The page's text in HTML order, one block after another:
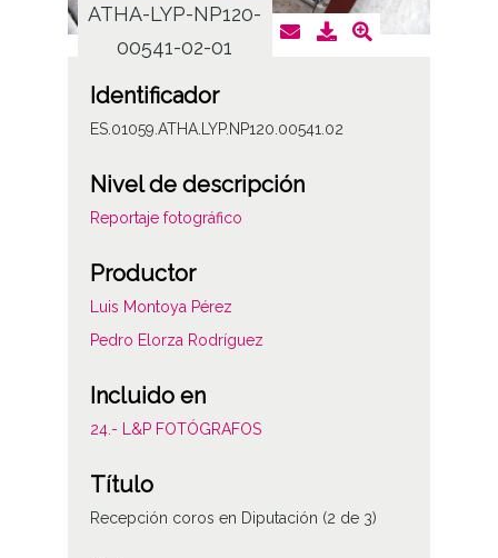
ATHA-LYP-NP120-
00541-02-01
Identificador
ES.01059.ATHA.LYP.NP120.00541.02
Nivel de descripción
Reportaje fotográfico
Productor
Luis Montoya Pérez
Pedro Elorza Rodríguez
Incluido en
24.- L&P FOTÓGRAFOS
Título
Recepción coros en Diputación (2 de 3)